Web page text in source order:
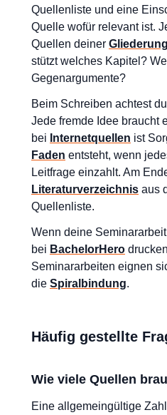
Quellenliste und eine
Quelle wofür relevant ist.
Quellen deiner Gliederung
stützt welches Kapitel?
Gegenargumente?
Beim Schreiben achtest
Jede fremde Idee braucht
bei Internetquellen ist
Faden entsteht, wenn
Leitfrage einzahlt. Am
Literaturverzeichnis aus
Quellenliste.
Wenn deine
bei BachelorHero
Seminararbeiten eignen
die Spiralbindung.
Häufig gestellte
Wie viele Quellen
Eine allgemeingültige